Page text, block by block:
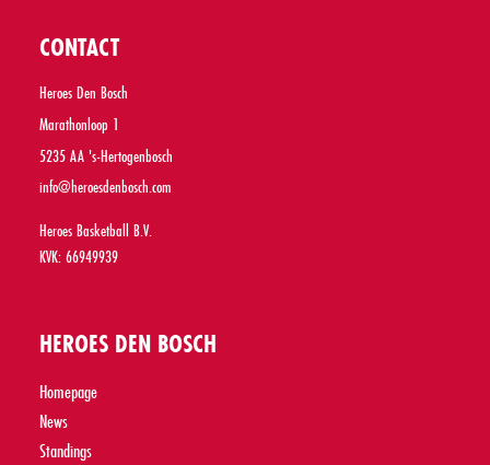
CONTACT
Heroes Den Bosch
Marathonloop 1
5235 AA 's-Hertogenbosch
info@heroesdenbosch.com
Heroes Basketball B.V.
KVK: 66949939
HEROES DEN BOSCH
Homepage
News
Standings